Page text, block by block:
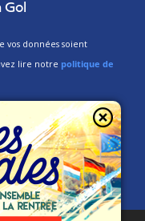
vos données soient
lire notre politique de